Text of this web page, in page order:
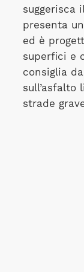
suggerisca
presenta
ed è
superfici e
consiglia
sull’asfalto
strade